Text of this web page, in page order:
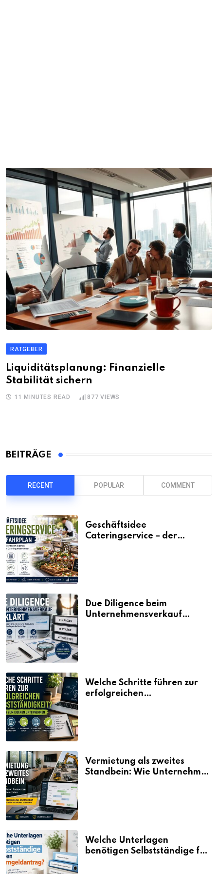
RATGEBER
Liquiditätsplanung: Finanzielle
Stabilität sichern
11 MINUTES READ 877 VIEWS
BEITRÄGE
RECENT POPULAR COMMENT
Geschäftsidee
Cateringservice – der
Due Diligence beim
Unternehmensverkauf
Welche Schritte führen zur
erfolgreichen
Vermietung als zweites
Standbein: Wie Unternehmen
Welche Unterlagen
benötigen Selbstständige für